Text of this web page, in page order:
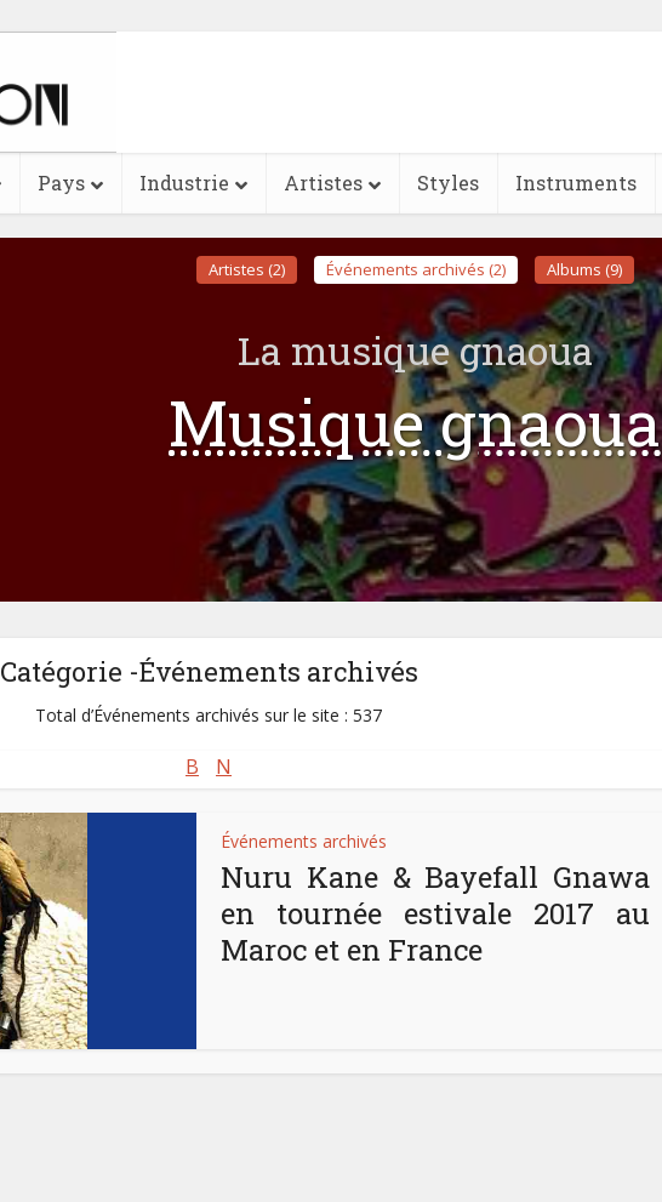
Pays Industrie Artistes Styles Instruments
Artistes (2) Événements archivés (2) Albums (9)
La musique gnaoua
Musique gnaoua
Catégorie -Événements archivés
Total d’Événements archivés sur le site : 537
B N
Événements archivés
Nuru Kane & Bayefall Gnawa
en tournée estivale 2017 au
Maroc et en France